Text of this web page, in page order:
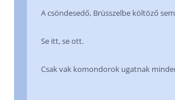
A csöndesedő, Brüsszelbe költöző
Se itt, se ott.
Csak vak komondorok ugatnak